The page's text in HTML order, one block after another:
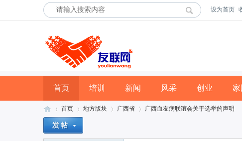
设为首页
首页 培训 新闻 风采 创业 家
首页 地方版块 广西省 广西血友病联谊会关于选举的声明